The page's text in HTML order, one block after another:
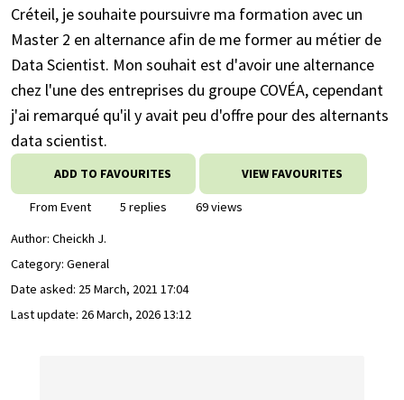
Créteil, je souhaite poursuivre ma formation avec un
Master 2 en alternance afin de me former au métier de
Data Scientist. Mon souhait est d'avoir une alternance
chez l'une des entreprises du groupe COVÉA, cependant
j'ai remarqué qu'il y avait peu d'offre pour des alternants
data scientist.
ADD TO FAVOURITES VIEW FAVOURITES
From Event 5 replies
69 views
Author: Cheickh J.
Category: General
Date asked: 25 March, 2021 17:04
Last update: 26 March, 2026 13:12